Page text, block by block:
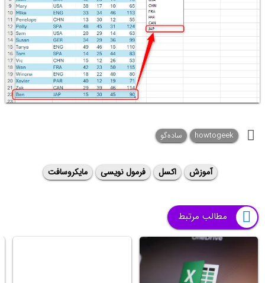
howtogeek ساده‌گو
آموزش اکسل فرمول نویسی مایکروسافت
مطالب مرتبط